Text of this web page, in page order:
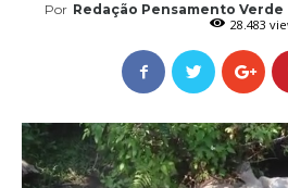
Por Redação Pensamento Verde
28.483